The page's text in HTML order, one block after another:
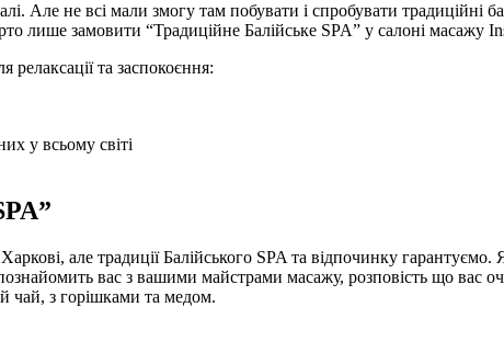
Але не всі мали змогу там побувати і спробувати традиційні
лише замовити “Традиційне Балійське SPA” у салоні масажу
та заспокоєння:
у всьому світі
але традиції Балійського SPA та відпочинку
вас з вашими майстрами масажу, розповість що вас
чай, з горішками та медом.